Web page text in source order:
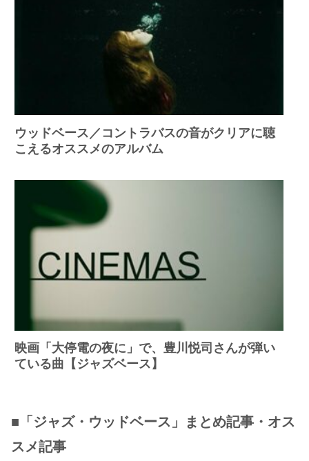
ウッドベース／コントラバスの音がクリアに聴
こえるオススメのアルバム
映画「大停電の夜に」で、豊川悦司さんが弾い
ている曲【ジャズベース】
■「ジャズ・ウッドベース」まとめ記事・オス
スメ記事